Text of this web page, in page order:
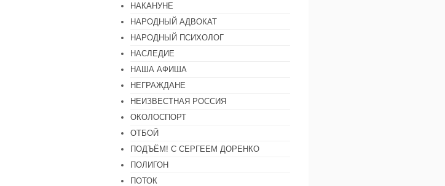
НАКАНУНЕ
НАРОДНЫЙ АДВОКАТ
НАРОДНЫЙ ПСИХОЛОГ
НАСЛЕДИЕ
НАША АФИША
НЕГРАЖДАНЕ
НЕИЗВЕСТНАЯ РОССИЯ
ОКОЛОСПОРТ
ОТБОЙ
ПОДЪЁМ! С СЕРГЕЕМ ДОРЕНКО
ПОЛИГОН
ПОТОК